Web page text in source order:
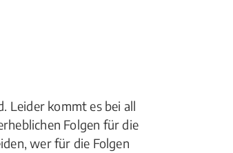
Leider kommt es bei all
Folgen für die
wer für die Folgen